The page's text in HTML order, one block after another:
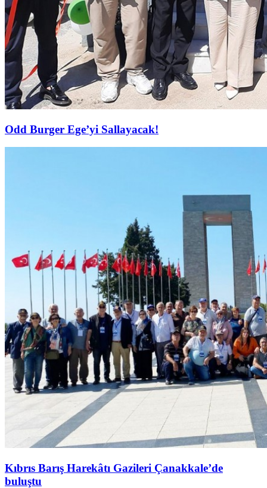
Odd Burger Ege’yi Sallayacak!
Kıbrıs Barış Harekâtı Gazileri Çanakkale’de
buluştu